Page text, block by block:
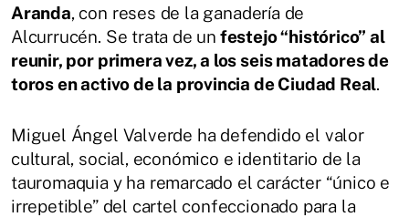
Aranda, con reses de la ganadería de
Alcurrucén. Se trata de un festejo “histórico” al
reunir, por primera vez, a los seis matadores de
toros en activo de la provincia de Ciudad Real.
Miguel Ángel Valverde ha defendido el valor
cultural, social, económico e identitario de la
tauromaquia y ha remarcado el carácter “único e
irrepetible” del cartel confeccionado para la